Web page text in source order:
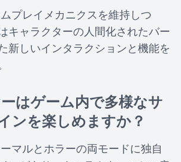
プレイメカニクスを維持しつ
キャラクターの人間化されたバー
新しいインタラクションと機能を
はゲーム内で多様なサ
ンを楽しめますか？
マルとホラーの両モードに独自